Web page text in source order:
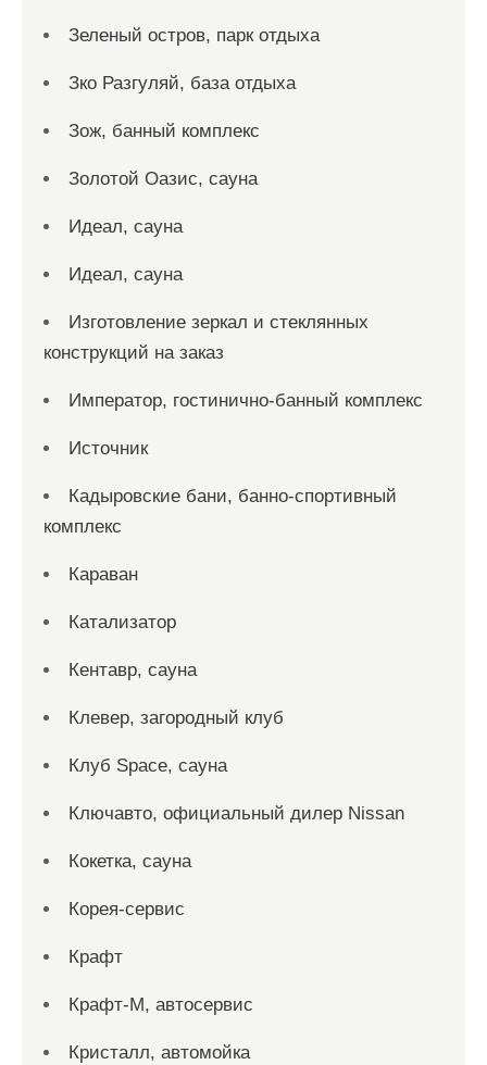
Зеленый остров, парк отдыха
Зко Разгуляй, база отдыха
Зож, банный комплекс
Золотой Оазис, сауна
Идеал, сауна
Идеал, сауна
Изготовление зеркал и стеклянных
конструкций на заказ
Император, гостинично-банный комплекс
Источник
Кадыровские бани, банно-спортивный
комплекс
Караван
Катализатор
Кентавр, сауна
Клевер, загородный клуб
Клуб Space, сауна
Ключавто, официальный дилер Nissan
Кокетка, сауна
Корея-сервис
Крафт
Крафт-М, автосервис
Кристалл, автомойка